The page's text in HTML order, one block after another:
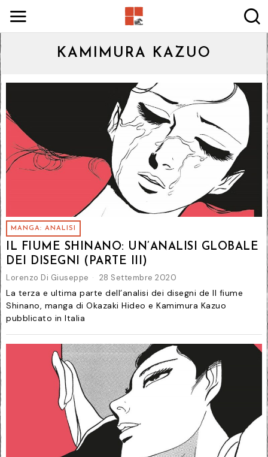
KAMIMURA KAZUO
MANGA: ANALISI
IL FIUME SHINANO: UN’ANALISI GLOBALE
DEI DISEGNI (PARTE III)
Lorenzo Di Giuseppe 28 Settembre 2020
La terza e ultima parte dell’analisi dei disegni de Il fiume
Shinano, manga di Okazaki Hideo e Kamimura Kazuo
pubblicato in Italia